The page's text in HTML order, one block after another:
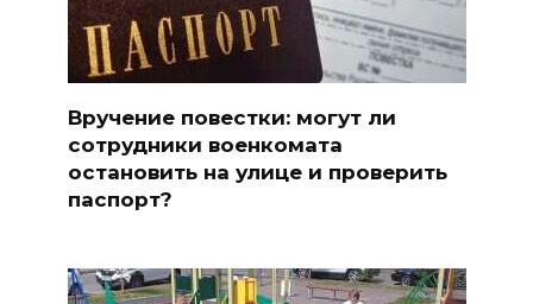
Вручение повестки: могут ли
сотрудники военкомата
остановить на улице и проверить
паспорт?